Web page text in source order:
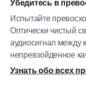
Убедитесь в
Испытайте
Оптически чистый
аудиосигнал между
непревзойденное
Узнать обо всех